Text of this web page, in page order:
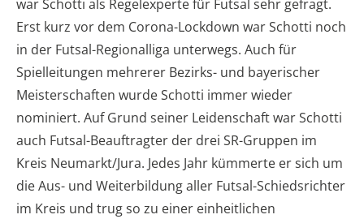
war Schotti als Regelexperte für Futsal sehr gefragt.
Erst kurz vor dem Corona-Lockdown war Schotti noch
in der Futsal-Regionalliga unterwegs. Auch für
Spielleitungen mehrerer Bezirks- und bayerischer
Meisterschaften wurde Schotti immer wieder
nominiert. Auf Grund seiner Leidenschaft war Schotti
auch Futsal-Beauftragter der drei SR-Gruppen im
Kreis Neumarkt/Jura. Jedes Jahr kümmerte er sich um
die Aus- und Weiterbildung aller Futsal-Schiedsrichter
im Kreis und trug so zu einer einheitlichen